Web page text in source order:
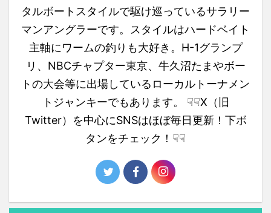
タルボートスタイルで駆け巡っているサラリー
マンアングラーです。スタイルはハードベイト
主軸にワームの釣りも大好き。H-1グランプ
リ、NBCチャプター東京、牛久沼たまやボー
トの大会等に出場しているローカルトーナメン
トジャンキーでもあります。 ☟☟X（旧
Twitter）を中心にSNSはほぼ毎日更新！下ボ
タンをチェック！☟☟